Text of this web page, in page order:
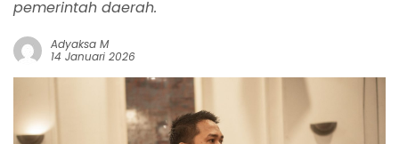
pemerintah daerah.
Adyaksa M
14 Januari 2026